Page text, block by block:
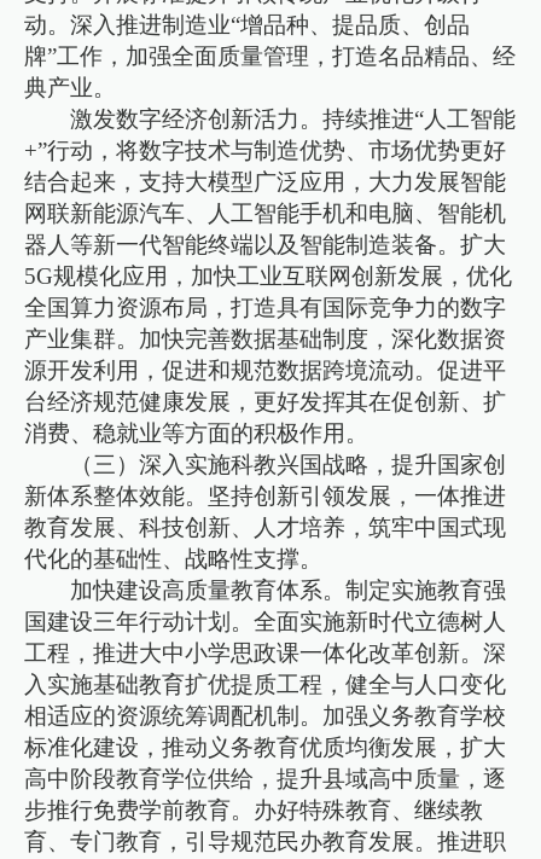
动。深入推进制造业“增品种、提品质、创品
牌”工作，加强全面质量管理，打造名品精品、经
典产业。
激发数字经济创新活力。持续推进“人工智能
+”行动，将数字技术与制造优势、市场优势更好
结合起来，支持大模型广泛应用，大力发展智能
网联新能源汽车、人工智能手机和电脑、智能机
器人等新一代智能终端以及智能制造装备。扩大
5G规模化应用，加快工业互联网创新发展，优化
全国算力资源布局，打造具有国际竞争力的数字
产业集群。加快完善数据基础制度，深化数据资
源开发利用，促进和规范数据跨境流动。促进平
台经济规范健康发展，更好发挥其在促创新、扩
消费、稳就业等方面的积极作用。
（三）深入实施科教兴国战略，提升国家创
新体系整体效能。坚持创新引领发展，一体推进
教育发展、科技创新、人才培养，筑牢中国式现
代化的基础性、战略性支撑。
加快建设高质量教育体系。制定实施教育强
国建设三年行动计划。全面实施新时代立德树人
工程，推进大中小学思政课一体化改革创新。深
入实施基础教育扩优提质工程，健全与人口变化
相适应的资源统筹调配机制。加强义务教育学校
标准化建设，推动义务教育优质均衡发展，扩大
高中阶段教育学位供给，提升县域高中质量，逐
步推行免费学前教育。办好特殊教育、继续教
育、专门教育，引导规范民办教育发展。推进职